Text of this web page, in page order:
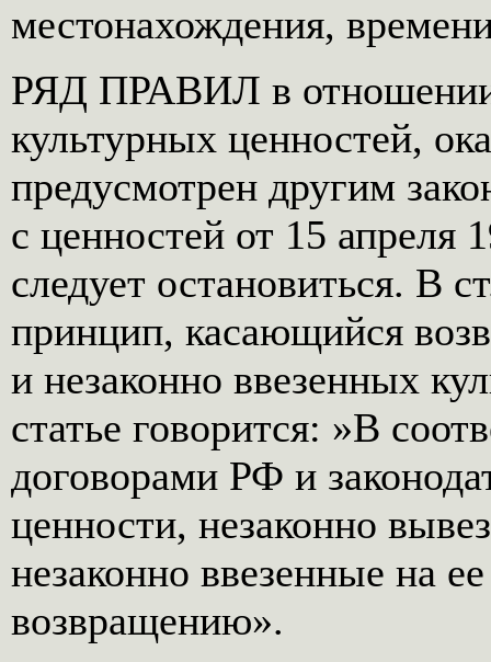
местонахождения,
РЯД ПРАВИЛ в
культурных ценностей,
предусмотрен другим
с ценностей от 15 апреля
следует остановиться. В
принцип, касающийся
и незаконно ввезенных
статье говорится: »В
договорами РФ и
ценности, незаконно
незаконно ввезенные на
возвращению».